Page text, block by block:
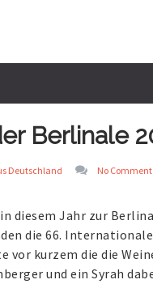
Berlinale
Deutschland No Comment
diesem Jahr zur
die 66.
kurzem die die
und ein Syrah